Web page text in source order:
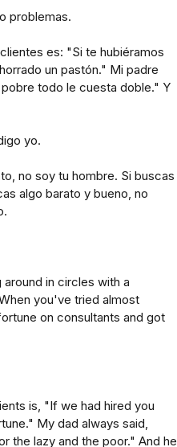
problemas.
es: "Si te hubiéramos
un pastón." Mi padre
todo le cuesta doble." Y
yo.
no soy tu hombre. Si buscas
algo barato y bueno, no
in circles with a
you've tried almost
on consultants and got
is, "If we had hired you
My dad always said,
the lazy and the poor." And he